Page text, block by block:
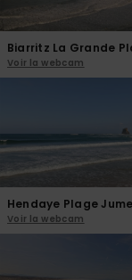
Biarritz La Grande
Voir la webcam
Hendaye Plage
Voir la webcam